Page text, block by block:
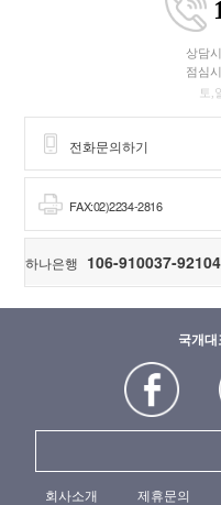
상담
점심
토,
전화문의하기
FAX:02)2234-2816
하나은행 106-910037-92104
국개
회사소개 제휴문의